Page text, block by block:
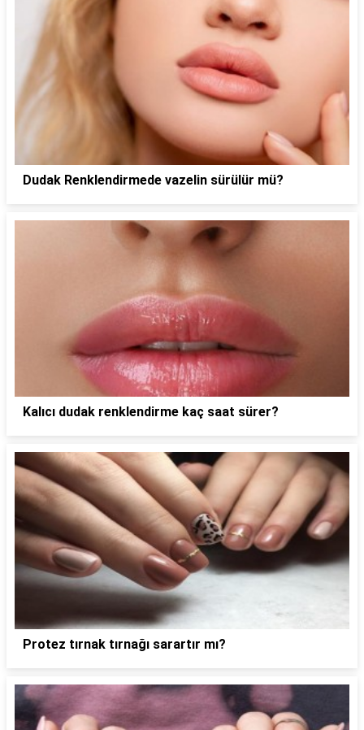
Dudak Renklendirmede vazelin sürülür mü?
Kalıcı dudak renklendirme kaç saat sürer?
Protez tırnak tırnağı sarartır mı?